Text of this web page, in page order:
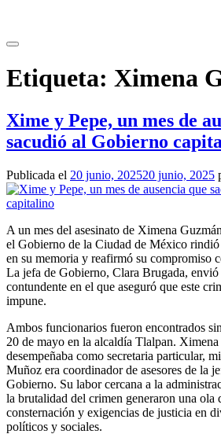
contenido
Etiqueta: Ximena
Xime y Pepe, un mes de
sacudió al Gobierno
Publicada el 20 junio, 202520 junio, 2025
A un mes del asesinato de Ximena
el Gobierno de la Ciudad de México
en su memoria y reafirmó su compromiso
La jefa de Gobierno, Clara Brugada, envió
contundente en el que aseguró que este
impune.
Ambos funcionarios fueron encontrados
20 de mayo en la alcaldía Tlalpan. Ximena
desempeñaba como secretaria particular,
Muñoz era coordinador de asesores de la
Gobierno. Su labor cercana a la
la brutalidad del crimen generaron una ola
consternación y exigencias de justicia en
políticos y sociales.